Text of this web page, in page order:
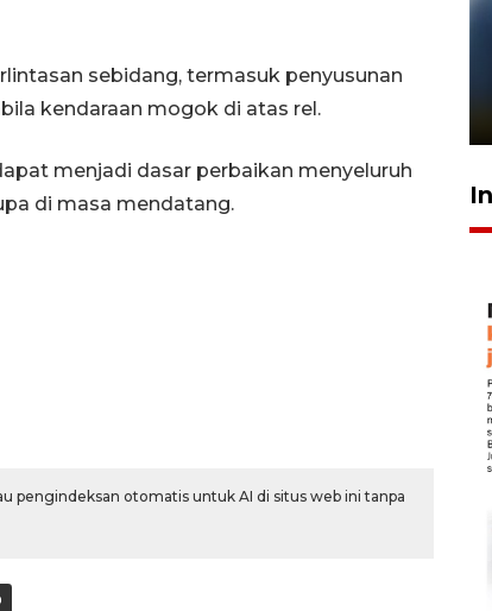
sebidang, termasuk penyusunan
kendaraan mogok di atas rel.
menjadi dasar perbaikan menyeluruh
di masa mendatang.
pengindeksan otomatis untuk AI di situs web ini tanpa
sampai 8 tahan?
1 Juni 2026 05:47